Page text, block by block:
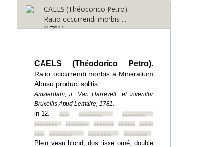
CAELS (Théodorico Petro).
Ratio occurrendi morbis ...
(1781)
CAELS (Théodorico Petro).
Ratio occurrendi morbis a Mineralium
Abusu produci solitis.
Amsterdam, J. Van Harrevelt, et invenitur
Bruxellis Apud Lemaire, 1781.
in-12. ••••••••••••••••
••••••••
••••••••
•••••••• •••••••• ••••••••••••••••
•••••••••••••••• ••••••••
••••••••
Plein veau blond, dos lisse orné, double